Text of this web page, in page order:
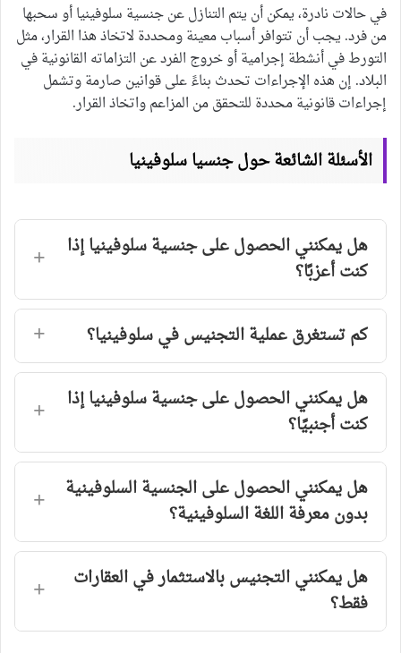
في حالات نادرة، يمكن أن يتم التنازل عن جنسية سلوفينيا أو سحبها
من فرد. يجب أن تتوافر أسباب معينة ومحددة لاتخاذ هذا القرار، مثل
التورط في أنشطة إجرامية أو خروج الفرد عن التزاماته القانونية في
البلاد. إن هذه الإجراءات تحدث بناءً على قوانين صارمة وتشمل
إجراءات قانونية محددة للتحقق من المزاعم واتخاذ القرار.
الأسئلة الشائعة حول جنسيا سلوفينيا
هل يمكنني الحصول على جنسية سلوفينيا إذا
كنت أعزبًا؟
كم تستغرق عملية التجنيس في سلوفينيا؟
هل يمكنني الحصول على جنسية سلوفينيا إذا
كنت أجنبيًا؟
هل يمكنني الحصول على الجنسية السلوفينية
بدون معرفة اللغة السلوفينية؟
هل يمكنني التجنيس بالاستثمار في العقارات
فقط؟